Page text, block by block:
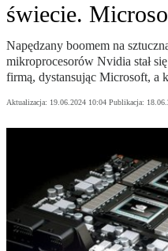
świecie.
Napędzany boomem na
mikroprocesorów Nvidia stał
firmą, dystansując Microsoft, a
Aktualizacja: 19.06.2024 10:04 Publikacja: